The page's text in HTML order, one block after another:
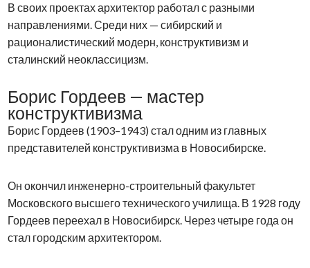
В своих проектах архитектор работал с разными
направлениями. Среди них — сибирский и
рационалистический модерн, конструктивизм и
сталинский неоклассицизм.
Борис Гордеев — мастер
конструктивизма
Борис Гордеев (1903–1943) стал одним из главных
представителей конструктивизма в Новосибирске.
Он окончил инженерно-строительный факультет
Московского высшего технического училища. В 1928 году
Гордеев переехал в Новосибирск. Через четыре года он
стал городским архитектором.